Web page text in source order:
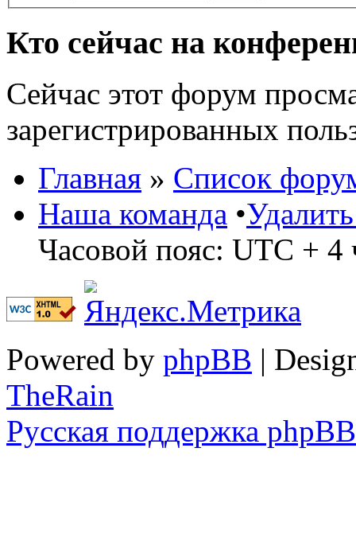
Кто сейчас на
Сейчас этот форум
зарегистрированных
Главная » Список
Наша команда •
Часовой пояс: UTC + 4
Powered by phpBB |
TheRain
Русская поддержка phpBB